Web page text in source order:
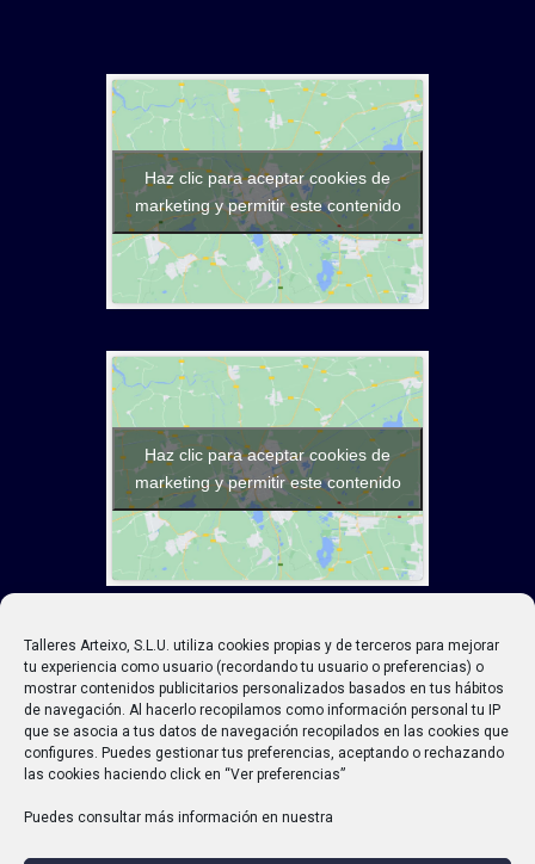
Talleres Arteixo, S.L.U. utiliza cookies propias y de terceros para mejorar
tu experiencia como usuario (recordando tu usuario o preferencias) o
mostrar contenidos publicitarios personalizados basados en tus hábitos
de navegación. Al hacerlo recopilamos como información personal tu IP
que se asocia a tus datos de navegación recopilados en las cookies que
configures. Puedes gestionar tus preferencias, aceptando o rechazando
las cookies haciendo click en “Ver preferencias”
Puedes consultar más información en nuestra
Haz clic para aceptar cookies de
marketing y permitir este contenido
Haz clic para aceptar cookies de
marketing y permitir este contenido
PROTECCIÓN DE DATOS
AVISO
LEGAL
CONDICIONES
Copyright © 2021 Talleres Arteixo. Todos